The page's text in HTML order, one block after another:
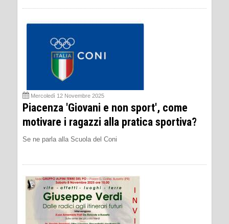
Mercoledì 12 Novembre 2025
Piacenza 'Giovani e non sport', come
motivare i ragazzi alla pratica sportiva?
Se ne parla alla Scuola del Coni